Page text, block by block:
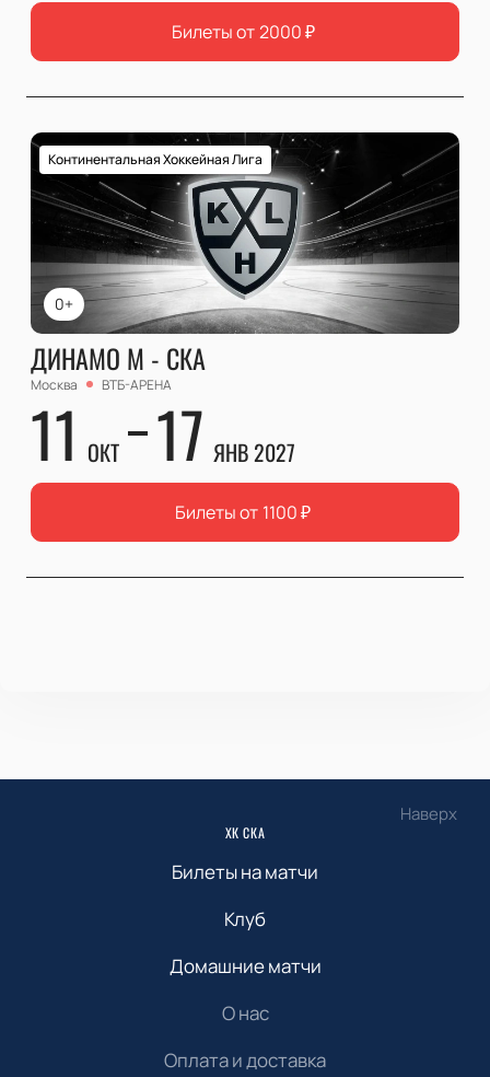
Билеты от 2000₽
0+
Континентальная Хоккейная Лига
ДИНАМО М - СКА
Москва ВТБ-АРЕНА
11 ОКТ 17 ЯНВ 2027
Билеты от 1100₽
Наверх
ХК СКА
Билеты на матчи
Клуб
Домашние матчи
О нас
Оплата и доставка